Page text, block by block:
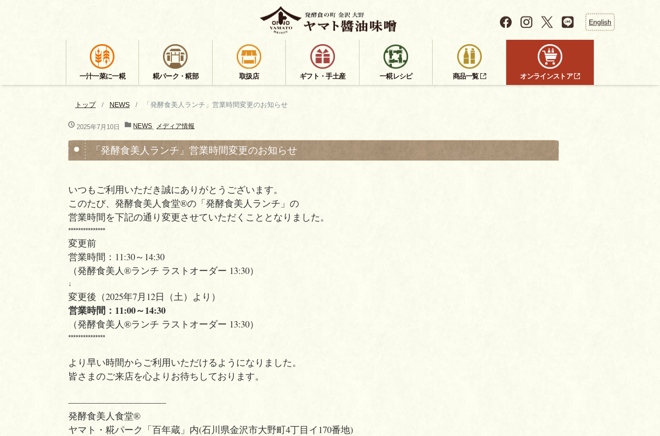
English
一汁一菜に一糀 糀パーク・糀部 取扱店 ギフト・手土産 一糀レシピ 商品一覧 オンラインストア
トップ NEWS 「発酵食美人ランチ」営業時間変更のお知らせ
2025年7月10日 NEWS,メディア情報
「発酵食美人ランチ」営業時間変更のお知らせ
いつもご利用いただき誠にありがとうございます。
このたび、発酵食美人食堂®の「発酵食美人ランチ」の
営業時間を下記の通り変更させていただくこととなりました。
***************
変更前
営業時間：11:30～14:30
（発酵食美人®ランチ ラストオーダー 13:30）
↓
変更後（2025年7月12日（土）より）
営業時間：11:00～14:30
（発酵食美人®ランチ ラストオーダー 13:30）
***************
より早い時間からご利用いただけるようになりました。
皆さまのご来店を心よりお待ちしております。
——————————–
発酵食美人食堂®
ヤマト・糀パーク「百年蔵」内(石川県金沢市大野町4丁目イ170番地)